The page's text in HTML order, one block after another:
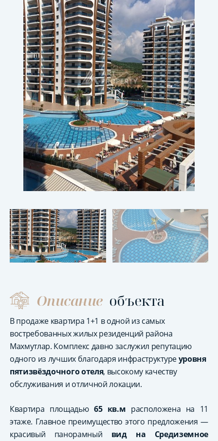
Описание объекта
В продаже квартира 1+1 в одной из самых
востребованных жилых резиденций района
Махмутлар. Комплекс давно заслужил репутацию
одного из лучших благодаря инфраструктуреуровня
пятизвёздочного отеля, высокому качеству
обслуживания и отличной локации.
Квартира площадью 65 кв.м расположена на 11
этаже. Главное преимущество этого предложения —
красивый панорамный вид на Средиземное